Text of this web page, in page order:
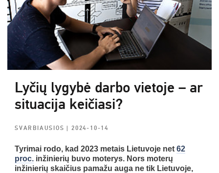
Lyčių lygybė darbo vietoje – ar
situacija keičiasi?
SVARBIAUSIOS| 2024-10-14
Tyrimai rodo, kad 2023 metais Lietuvoje net 62
proc. inžinierių buvo moterys. Nors moterų
inžinierių skaičius pamažu auga ne tik Lietuvoje,